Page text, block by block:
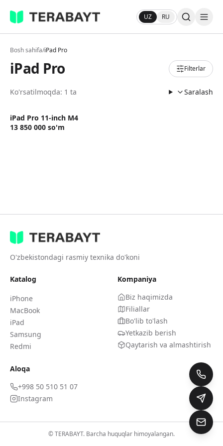
UZ RU
Bosh sahifa/iPad Pro
iPad Pro Filterlar
Ko'rsatilmoqda: 1 ta Saralash
iPad Pro 11-inch M4
13 850 000 so'm
O'zbekistondagi rasmiy texnika do'koni
Katalog
iPhone
MacBook
iPad
Samsung
Redmi
Kompaniya
Biz haqimizda
Filiallar
Bo'lib to'lash
Yetkazib berish
Qaytarish va almashtirish
Aloqa
+998 50 510 51 07
Instagram
© TERABAYT. Barcha huquqlar himoyalangan.